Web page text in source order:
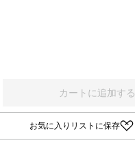
カートに追加する
お気に入りリストに保存